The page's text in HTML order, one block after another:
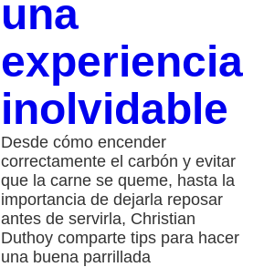
una
experiencia
inolvidable
Desde cómo encender
correctamente el carbón y evitar
que la carne se queme, hasta la
importancia de dejarla reposar
antes de servirla, Christian
Duthoy comparte tips para hacer
una buena parrillada